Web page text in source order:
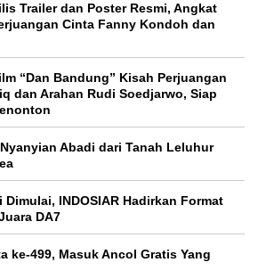
Trailer dan Poster Resmi, Angkat
Cinta Fanny Kondoh dan
“Dan Bandung” Kisah Perjuangan
dan Arahan Rudi Soedjarwo, Siap
Abadi dari Tanah Leluhur
Dimulai, INDOSIAR Hadirkan Format
DA7
ke-499, Masuk Ancol Gratis Yang